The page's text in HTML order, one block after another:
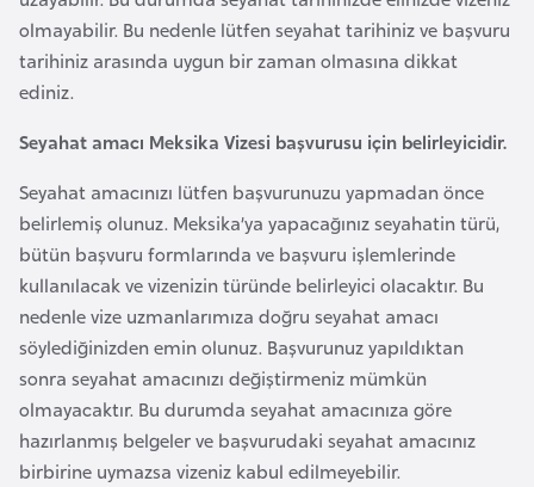
olmayabilir. Bu nedenle lütfen seyahat tarihiniz ve başvuru
tarihiniz arasında uygun bir zaman olmasına dikkat
ediniz.
Seyahat amacı Meksika Vizesi başvurusu için belirleyicidir.
Seyahat amacınızı lütfen başvurunuzu yapmadan önce
belirlemiş olunuz. Meksika’ya yapacağınız seyahatin türü,
bütün başvuru formlarında ve başvuru işlemlerinde
kullanılacak ve vizenizin türünde belirleyici olacaktır. Bu
nedenle vize uzmanlarımıza doğru seyahat amacı
söylediğinizden emin olunuz. Başvurunuz yapıldıktan
sonra seyahat amacınızı değiştirmeniz mümkün
olmayacaktır. Bu durumda seyahat amacınıza göre
hazırlanmış belgeler ve başvurudaki seyahat amacınız
birbirine uymazsa vizeniz kabul edilmeyebilir.
F
a
s
a
d
Ç
e
k
C
u
m